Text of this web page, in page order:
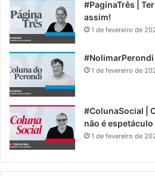
#PaginaTrês |
assim!
1 de fevereiro de
#NolimarPerondi
1 de fevereiro de
#ColunaSocial |
não é espetáculo
1 de fevereiro de